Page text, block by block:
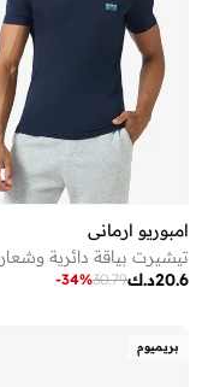
امبوريو ارماني
تيشيرت بياقة دائرية وشعار
د.ك20.6
30.79
-34%
بريميوم